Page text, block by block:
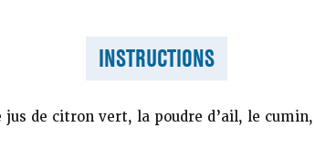
INSTRUCTIONS
jus de citron vert, la poudre d’ail, le